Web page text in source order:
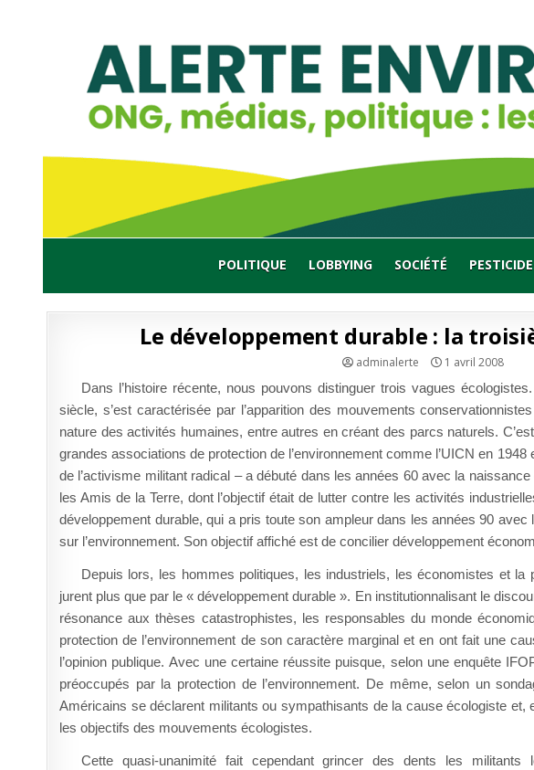
POLITIQUE LOBBYING SOCIÉTÉ
Le développement durable : la
adminalerte 1 avril 2008
Dans l’histoire récente, nous pouvons distinguer trois vagues
siècle, s’est caractérisée par l’apparition des mouvements
nature des activités humaines, entre autres en créant des parcs naturels.
grandes associations de protection de l’environnement comme l’UICN en
de l’activisme militant radical – a débuté dans les années 60 avec la
les Amis de la Terre, dont l’objectif était de lutter contre les activités
développement durable, qui a pris toute son ampleur dans les années 90
sur l’environnement. Son objectif affiché est de concilier développement
Depuis lors, les hommes politiques, les industriels, les économistes et la
jurent plus que par le « développement durable ». En institutionnalisant le
résonance aux thèses catastrophistes, les responsables du monde
protection de l’environnement de son caractère marginal et en ont fait une
l’opinion publique. Avec une certaine réussite puisque, selon une enquête
préoccupés par la protection de l’environnement. De même, selon un
Américains se déclarent militants ou sympathisants de la cause écologiste et,
les objectifs des mouvements écologistes.
Cette quasi-unanimité fait cependant grincer des dents les